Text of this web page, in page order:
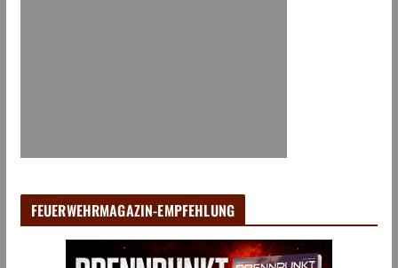
FEUERWEHRMAGAZIN-EMPFEHLUNG